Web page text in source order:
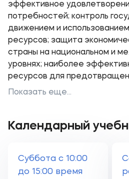
эффективное
потребностей; контроль
движением и
ресурсов; защита
страны на национальном и
уровнях; наиболее
ресурсов для
Показать еще...
Календарный
Суббота с 10:00
до 15:00 время